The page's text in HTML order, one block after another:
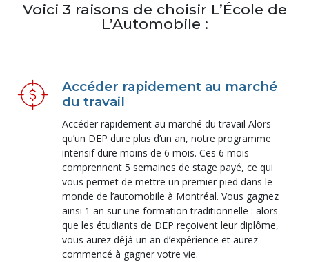
Voici 3 raisons de choisir L’École de
L’Automobile :
Accéder rapidement au marché
du travail
Accéder rapidement au marché du travail Alors
qu’un DEP dure plus d’un an, notre programme
intensif dure moins de 6 mois. Ces 6 mois
comprennent 5 semaines de stage payé, ce qui
vous permet de mettre un premier pied dans le
monde de l’automobile à Montréal. Vous gagnez
ainsi 1 an sur une formation traditionnelle : alors
que les étudiants de DEP reçoivent leur diplôme,
vous aurez déjà un an d’expérience et aurez
commencé à gagner votre vie.